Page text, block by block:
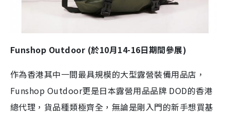
Funshop Outdoor (於10月14-16日期間參展)
作為香港其中一間最具規模的大型露營裝備用品店，
Funshop Outdoor更是日本露營用品品牌 DOD的香港
總代理，貨品種類極齊全，無論是剛入門的新手想買基